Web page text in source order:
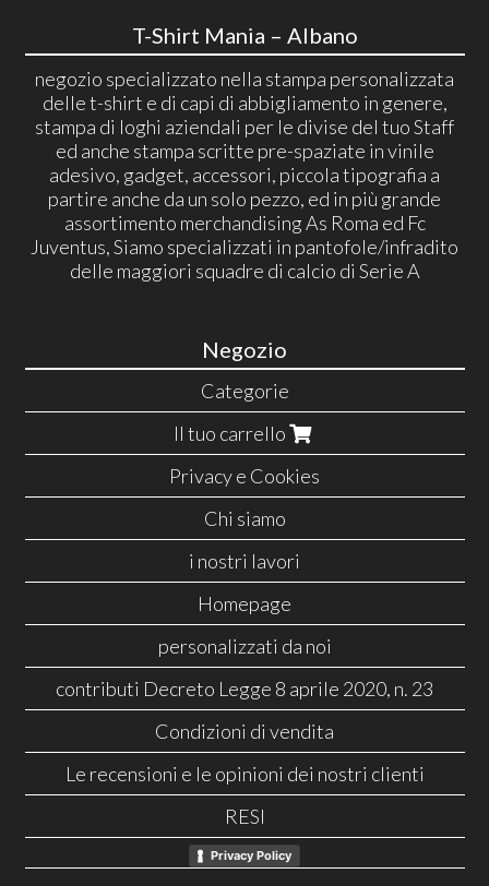
T-Shirt Mania – Albano
negozio specializzato nella stampa personalizzata
delle t-shirt e di capi di abbigliamento in genere,
stampa di loghi aziendali per le divise del tuo Staff
ed anche stampa scritte pre-spaziate in vinile
adesivo, gadget, accessori, piccola tipografia a
partire anche da un solo pezzo, ed in più grande
assortimento merchandising As Roma ed Fc
Juventus, Siamo specializzati in pantofole/infradito
delle maggiori squadre di calcio di Serie A
Negozio
Categorie
Il tuo carrello
Privacy e Cookies
Chi siamo
i nostri lavori
Homepage
personalizzati da noi
contributi Decreto Legge 8 aprile 2020, n. 23
Condizioni di vendita
Le recensioni e le opinioni dei nostri clienti
RESI
Privacy Policy